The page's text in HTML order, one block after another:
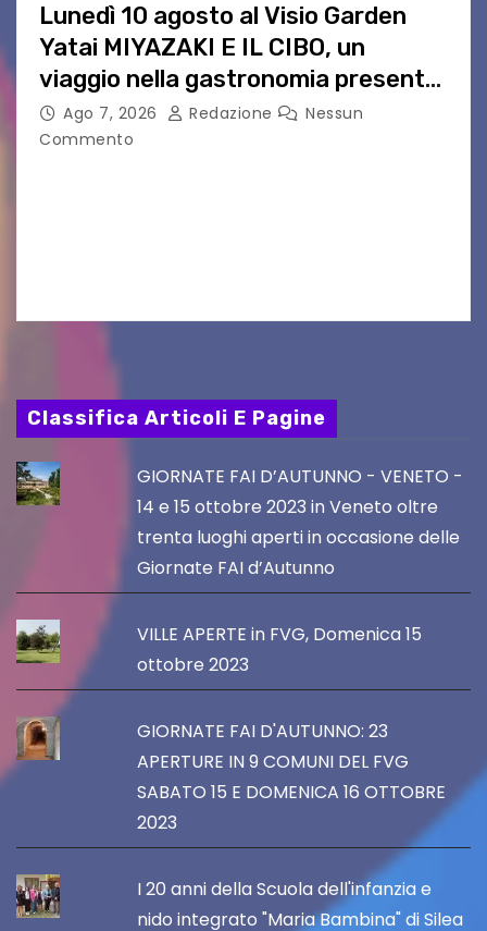
Lunedì 10 agosto al Visio Garden
Yatai MIYAZAKI E IL CIBO, un
viaggio nella gastronomia presente
nei film di Hayao Miyazaki!
Ago 7, 2026 Redazione
Nessun
Commento
Classifica Articoli E Pagine
GIORNATE FAI D’AUTUNNO - VENETO -
14 e 15 ottobre 2023 in Veneto oltre
trenta luoghi aperti in occasione delle
Giornate FAI d’Autunno
VILLE APERTE in FVG, Domenica 15
ottobre 2023
GIORNATE FAI D'AUTUNNO: 23
APERTURE IN 9 COMUNI DEL FVG
SABATO 15 E DOMENICA 16 OTTOBRE
2023
I 20 anni della Scuola dell'infanzia e
nido integrato "Maria Bambina" di Silea